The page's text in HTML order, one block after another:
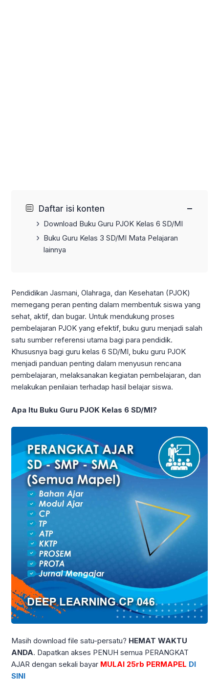
Daftar isi konten −
Download Buku Guru PJOK Kelas 6 SD/MI
Buku Guru Kelas 3 SD/MI Mata Pelajaran
lainnya
Pendidikan Jasmani, Olahraga, dan Kesehatan (PJOK)
memegang peran penting dalam membentuk siswa yang
sehat, aktif, dan bugar. Untuk mendukung proses
pembelajaran PJOK yang efektif, buku guru menjadi salah
satu sumber referensi utama bagi para pendidik.
Khususnya bagi guru kelas 6 SD/MI, buku guru PJOK
menjadi panduan penting dalam menyusun rencana
pembelajaran, melaksanakan kegiatan pembelajaran, dan
melakukan penilaian terhadap hasil belajar siswa.
Apa Itu Buku Guru PJOK Kelas 6 SD/MI?
Masih download file satu-persatu? HEMAT WAKTU
ANDA. Dapatkan akses PENUH semua PERANGKAT
AJAR dengan sekali bayar MULAI 25rb PERMAPEL DI
SINI